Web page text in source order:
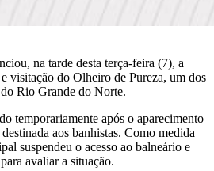
na tarde desta terça-feira (7), a
visitação do Olheiro de Pureza, um dos
Rio Grande do Norte.
temporariamente após o aparecimento
aos banhistas. Como medida
suspendeu o acesso ao balneário e
avaliar a situação.